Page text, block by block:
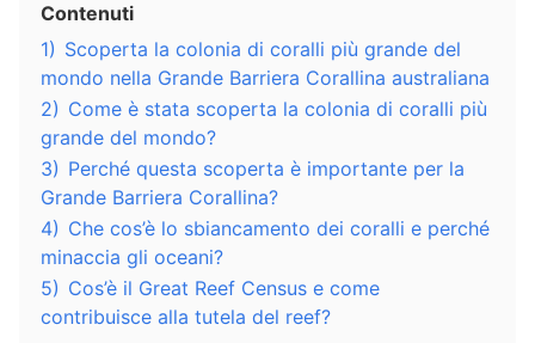
Contenuti
1) Scoperta la colonia di coralli più grande del
mondo nella Grande Barriera Corallina australiana
2) Come è stata scoperta la colonia di coralli più
grande del mondo?
3) Perché questa scoperta è importante per la
Grande Barriera Corallina?
4) Che cos’è lo sbiancamento dei coralli e perché
minaccia gli oceani?
5) Cos’è il Great Reef Census e come
contribuisce alla tutela del reef?